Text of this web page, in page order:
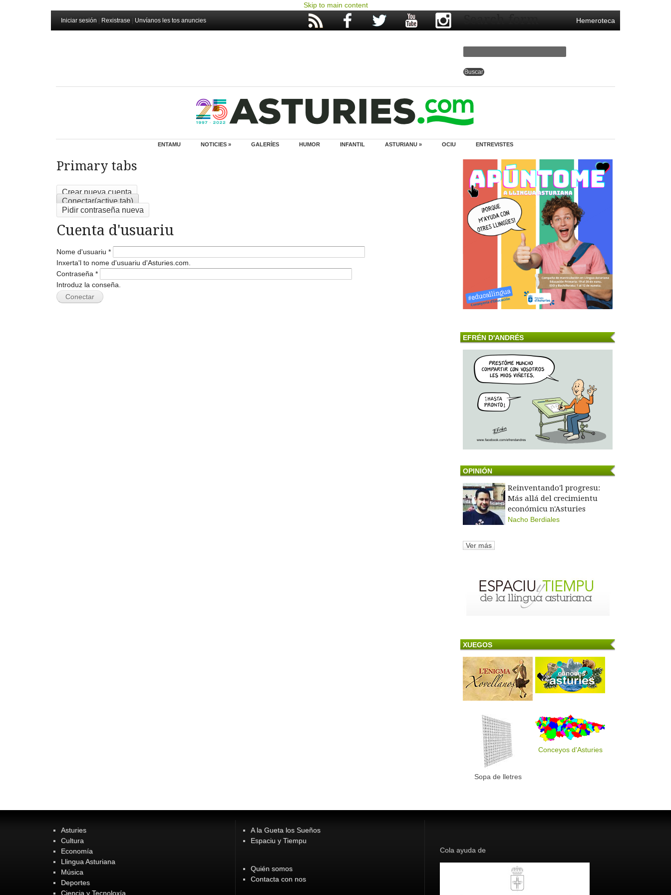
Skip to main content
Iniciar sesión Rexistrase Unvíanos les tos anuncies Hemeroteca
Search form
ENTAMU NOTICIES » GALERÍES HUMOR INFANTIL ASTURIANU » OCIU ENTREVISTES
Primary tabs
Crear nueva cuenta
Conectar(active tab)
Pidir contraseña nueva
Cuenta d'usuariu
Nome d'usuariu *
Inxerta'l to nome d'usuariu d'Asturies.com.
Contraseña *
Introduz la conseña.
EFRÉN D'ANDRÉS
OPINIÓN
Reinventando'l progresu:
Más allá del crecimientu
económicu n'Asturies
Nacho Berdiales
Ver más
XUEGOS
Sopa de lletres
Conceyos d'Asturies
Asturies
Cultura
Economía
Llingua Asturiana
Música
Deportes
Ciencia y Tecnoloxía
A la Gueta los Sueños
Espaciu y Tiempu
Quién somos
Contacta con nos
Cola ayuda de